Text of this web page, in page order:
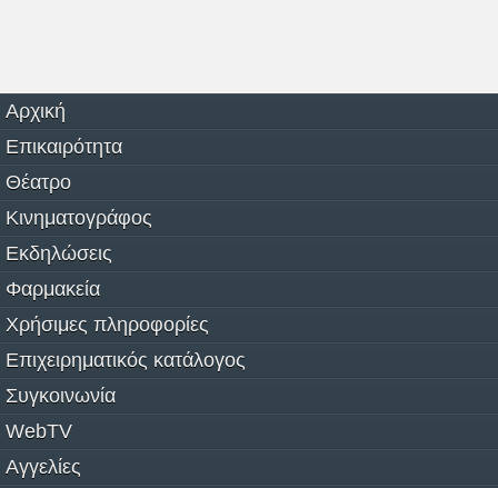
Αρχική
Επικαιρότητα
Θέατρο
Κινηματογράφος
Εκδηλώσεις
Φαρμακεία
Χρήσιμες πληροφορίες
Επιχειρηματικός κατάλογος
Συγκοινωνία
WebTV
Αγγελίες